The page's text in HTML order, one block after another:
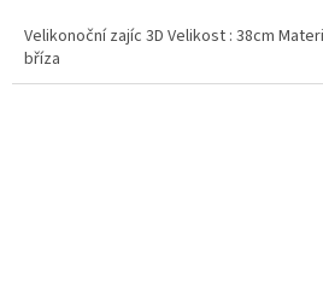
Velikonoční zajíc 3D Velikost : 38cm
bříza